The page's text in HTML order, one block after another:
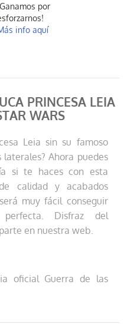
por
info aquí
PRINCESA LEIA
WARS
Leia sin su famoso
Ahora puedes
si te haces con esta
calidad y acabados
muy fácil conseguir
perfecta. Disfraz del
en nuestra web.
oficial Guerra de las